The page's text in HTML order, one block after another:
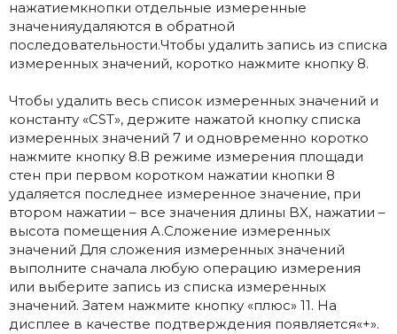
нажатиемкнопки отдельные измеренные
значенияудаляются в обратной
последовательности.Чтобы удалить запись из списка
измеренных значений, коротко нажмите кнопку 8.
Чтобы удалить весь список измеренных значений и
константу «CST», держите нажатой кнопку списка
измеренных значений 7 и одновременно коротко
нажмите кнопку 8.В режиме измерения площади
стен при первом коротком нажатии кнопки 8
удаляется последнее измеренное значение, при
втором нажатии – все значения длины BX, нажатии –
высота помещения A.Сложение измеренных
значений Для сложения измеренных значений
выполните сначала любую операцию измерения
или выберите запись из списка измеренных
значений. Затем нажмите кнопку «плюс» 11. На
дисплее в качестве подтверждения появляется«+».